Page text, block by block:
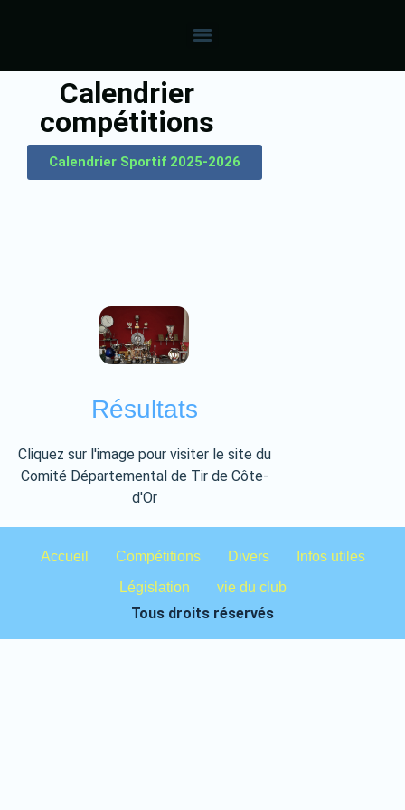
Calendrier
compétitions
Calendrier Sportif 2025-2026
Résultats
Cliquez sur l'image pour visiter le site du
Comité Départemental de Tir de Côte-
d'Or
Accueil Compétitions Divers
Infos utiles
Législation
vie du club
Tous droits réservés